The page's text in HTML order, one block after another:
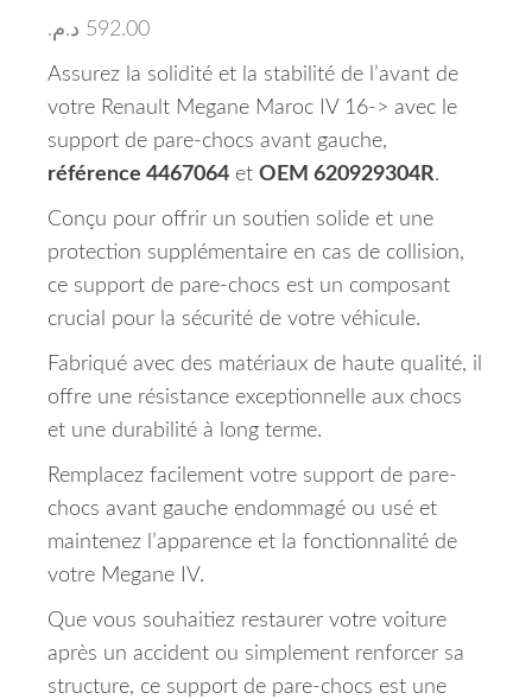
592.00 د.م.
Assurez la solidité et la stabilité de l’avant de
votre Renault Megane Maroc IV 16-> avec le
support de pare-chocs avant gauche,
référence 4467064 et OEM 620929304R.
Conçu pour offrir un soutien solide et une
protection supplémentaire en cas de collision,
ce support de pare-chocs est un composant
crucial pour la sécurité de votre véhicule.
Fabriqué avec des matériaux de haute qualité, il
offre une résistance exceptionnelle aux chocs
et une durabilité à long terme.
Remplacez facilement votre support de pare-
chocs avant gauche endommagé ou usé et
maintenez l’apparence et la fonctionnalité de
votre Megane IV.
Que vous souhaitiez restaurer votre voiture
après un accident ou simplement renforcer sa
structure, ce support de pare-chocs est une